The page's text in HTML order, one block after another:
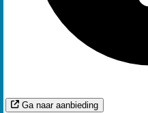
Ga naar aanbieding